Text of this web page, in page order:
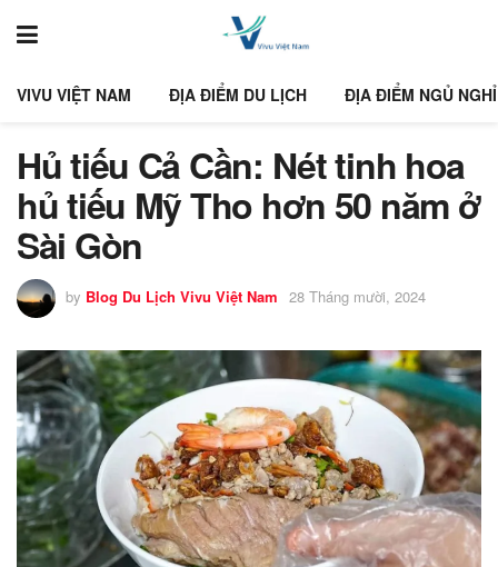
VIVU VIỆT NAM ĐỊA ĐIỂM DU LỊCH ĐỊA ĐIỂM NGỦ NGHỈ
Hủ tiếu Cả Cần: Nét tinh hoa
hủ tiếu Mỹ Tho hơn 50 năm ở
Sài Gòn
by Blog Du Lịch Vivu Việt Nam 28 Tháng mười, 2024